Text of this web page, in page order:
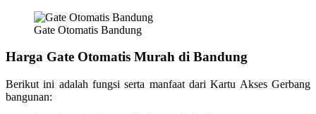
Gate Otomatis Bandung
Harga Gate Otomatis Murah di Bandung
Berikut ini adalah fungsi serta manfaat dari Kartu Akses Gerbang
bangunan: